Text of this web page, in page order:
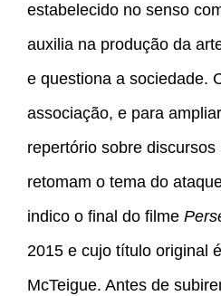
estabelecido no senso
auxilia na produção da
e questiona a sociedade.
associação, e para
repertório sobre
retomam o tema do
indico o final do filme
2015 e cujo título original é
McTeigue. Antes de